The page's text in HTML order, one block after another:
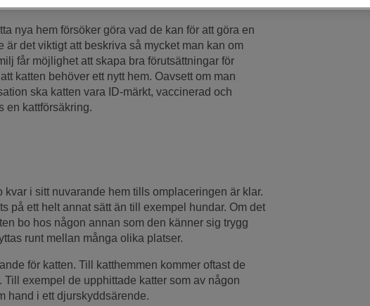
nya hem försöker göra vad de kan för att göra en
det viktigt att beskriva så mycket man kan om
får möjlighet att skapa bra förutsättningar för
katten behöver ett nytt hem. Oavsett om man
ska katten vara ID-märkt, vaccinerad och
en kattförsäkring.
i sitt nuvarande hem tills omplaceringen är klar.
på ett helt annat sätt än till exempel hundar. Om det
bo hos någon annan som den känner sig trygg
runt mellan många olika platser.
för katten. Till katthemmen kommer oftast de
exempel de upphittade katter som av någon
hand i ett djurskyddsärende.